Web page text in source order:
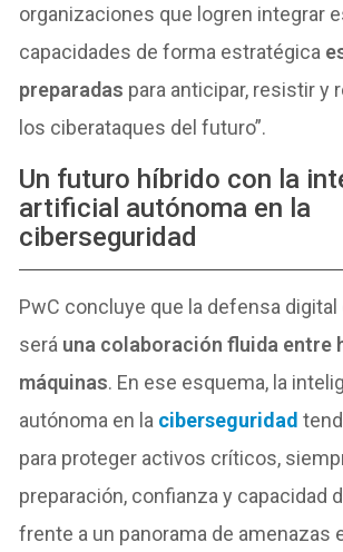
organizaciones que logren integrar
capacidades de forma estratégica
preparadas para anticipar, resistir y
los ciberataques del futuro”.
Un futuro híbrido con la
artificial autónoma en la
ciberseguridad
PwC concluye que la defensa digital
será una colaboración fluida entre
máquinas. En ese esquema, la
autónoma en la ciberseguridad
para proteger activos críticos,
preparación, confianza y capacidad
frente a un panorama de amenazas